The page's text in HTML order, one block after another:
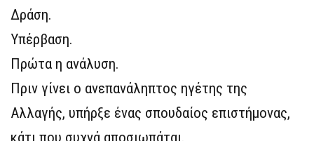
Δράση.
Υπέρβαση.
Πρώτα η ανάλυση.
Πριν γίνει ο ανεπανάληπτος ηγέτης της
Αλλαγής, υπήρξε ένας σπουδαίος επιστήμονας,